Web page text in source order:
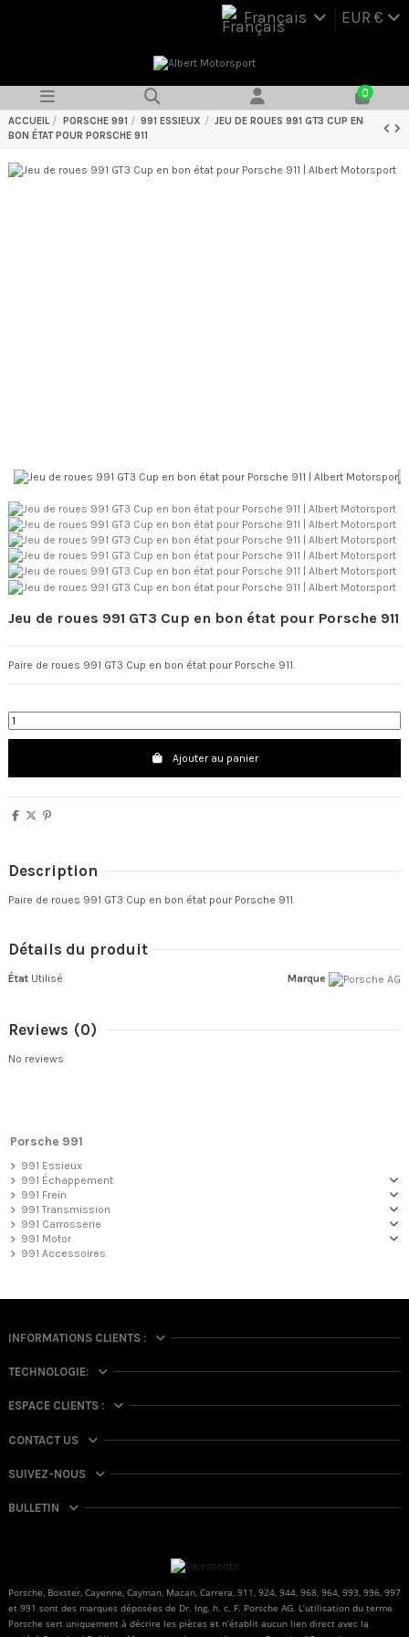
Français EUR €
0
ACCUEIL PORSCHE 991 991 ESSIEUX
JEU DE ROUES 991 GT3 CUP EN
BON ÉTAT POUR PORSCHE 911
Jeu de roues 991 GT3 Cup en bon état pour Porsche 911
Paire de roues 991 GT3 Cup en bon état pour Porsche 911.
Ajouter au panier
Description
Paire de roues 991 GT3 Cup en bon état pour Porsche 911.
Détails du produit
Marque
État Utilisé
Reviews (0)
No reviews
Porsche 991
991 Essieux
991 Échappement
991 Frein
991 Transmission
991 Carrosserie
991 Motor
991 Accessoires
INFORMATIONS CLIENTS :
TECHNOLOGIE:
ESPACE CLIENTS :
CONTACT US
SUIVEZ-NOUS
BULLETIN
Porsche, Boxster, Cayenne, Cayman, Macan, Carrera, 911, 924, 944, 968, 964, 993, 996, 997
et 991 sont des marques déposées de Dr. Ing. h. c. F. Porsche AG. L’utilisation du terme
Porsche sert uniquement à décrire les pièces et n’établit aucun lien direct avec la